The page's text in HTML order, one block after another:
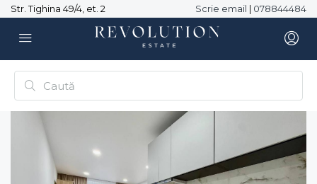
Str. Tighina 49/4, et. 2 Scrie email | 078844484